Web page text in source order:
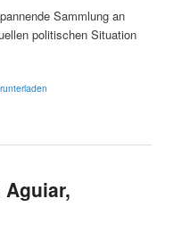
Sammlung an
politischen Situation